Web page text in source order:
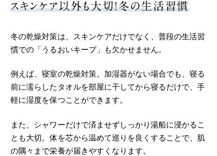
スキンケア以外も大切！冬の生活習慣
冬の乾燥対策は、スキンケアだけでなく、普段の生活習
慣での「うるおいキープ」も欠かせません。
例えば、寝室の乾燥対策。加湿器がない場合でも、寝る
前に濡らしたタオルを部屋に干してから寝るだけで、手
軽に湿度を保つことができます。
また、シャワーだけで済ませずしっかり湯船に浸かるこ
とも大切。体を芯から温めて巡りを良くすることで、肌
の隅々まで栄養が届きやすくなります。